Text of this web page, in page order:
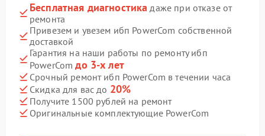
Бесплатная диагностика даже при отказе от
ремонта
Привезем и увезем ибп PowerCom собственной
доставкой
Гарантия на наши работы по ремонту ибп
PowerComдо 3-х лет
Срочный ремонт ибп PowerCom в течении часа
Скидка для вас до 20%
Получите 1500 рублей на ремонт
Оригинальные комплектующие PowerCom